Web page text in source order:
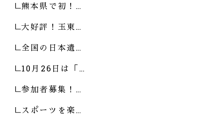
熊本県で初！…
大好評！玉東…
全国の日本遺…
10月26日は「…
参加者募集！…
スポーツを楽…